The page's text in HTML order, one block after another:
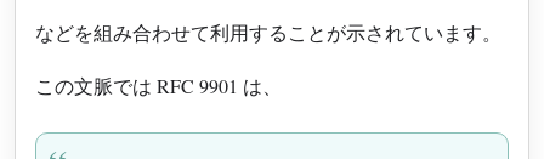
などを組み合わせて利用することが示されています。
この文脈では RFC 9901 は、